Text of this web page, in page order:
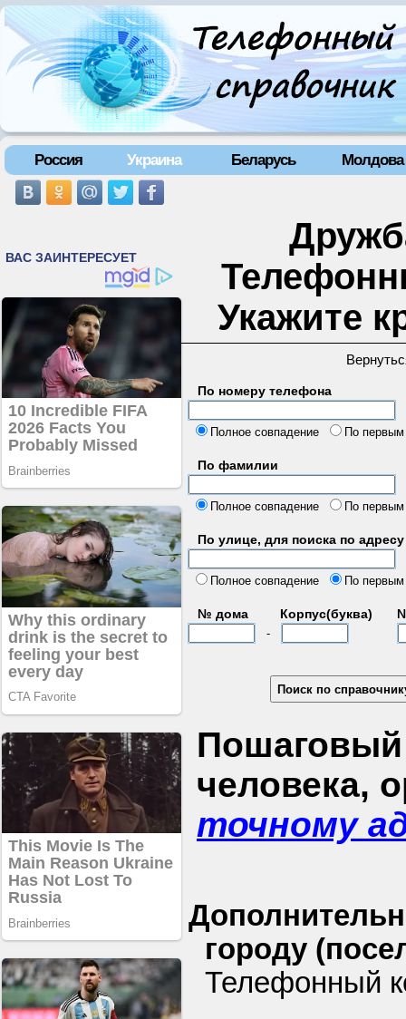
Россия Украина Беларусь Молдова
Укажите
По номеру телефона
Полное совпадение
По
По фамилии
Полное совпадение По
По улице, для поиска по адресу
Полное совпадение
По
№ дома Корпус(буква)
-
Пошаговый
человека,
точному
городу
Телефонный